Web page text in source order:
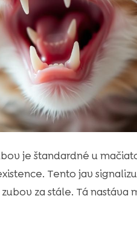
je štandardné u
Tento jav
za stále. Tá nastáva